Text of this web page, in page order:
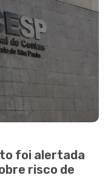
foi alertada
risco de